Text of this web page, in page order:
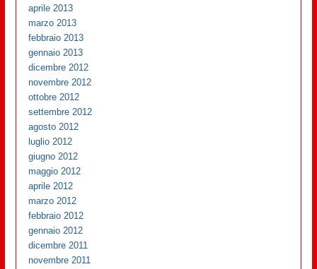
aprile 2013
marzo 2013
febbraio 2013
gennaio 2013
dicembre 2012
novembre 2012
ottobre 2012
settembre 2012
agosto 2012
luglio 2012
giugno 2012
maggio 2012
aprile 2012
marzo 2012
febbraio 2012
gennaio 2012
dicembre 2011
novembre 2011